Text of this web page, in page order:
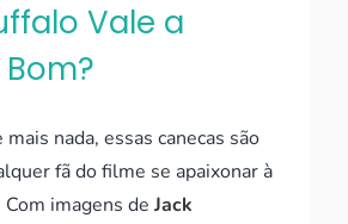
Vale a
Bom?
nada, essas canecas são
fã do filme se apaixonar à
imagens de Jack